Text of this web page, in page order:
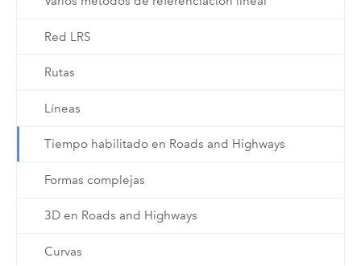
Red LRS
Rutas
Líneas
Tiempo habilitado en Roads and Highways
Formas complejas
3D en Roads and Highways
Curvas